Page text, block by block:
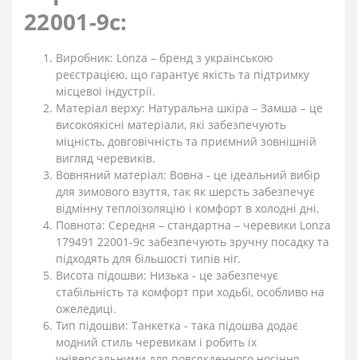
22001-9с:
Виробник: Lonza – бренд з українською
реєстрацією, що гарантує якість та підтримку
місцевої індустрії.
Матеріал верху: Натуральна шкіра – Замша – це
високоякісні матеріали, які забезпечують
міцність, довговічність та приємний зовнішній
вигляд черевиків.
Вовняний матеріал: Вовна - це ідеальний вибір
для зимового взуття, так як шерсть забезпечує
відмінну теплоізоляцію і комфорт в холодні дні.
Повнота: Середня – стандартна – черевики Lonza
179491 22001-9с забезпечують зручну посадку та
підходять для більшості типів ніг.
Висота підошви: Низька - це забезпечує
стабільність та комфорт при ходьбі, особливо на
ожеледиці.
Тип підошви: Танкетка - така підошва додає
модний стиль черевикам і робить їх